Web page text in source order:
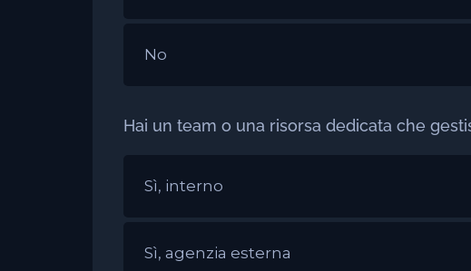
No
Hai un team o una risorsa dedicata che
Sì, interno
Sì, agenzia esterna